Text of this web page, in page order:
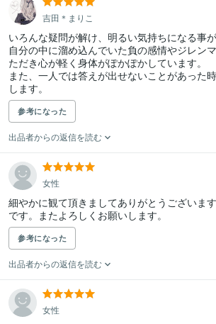
吉田＊まりこ
いろんな疑問が解け、明るい気持ちになる事
自分の中に溜め込んでいた負の感情やジレン
ただき心が軽く身体がぽかぽかしています。
また、一人では答えが出せないことがあった
します。
参考になった
出品者からの返信を読む
女性
細やかに観て頂きましてありがとうございま
です。またよろしくお願いします。
参考になった
出品者からの返信を読む
女性